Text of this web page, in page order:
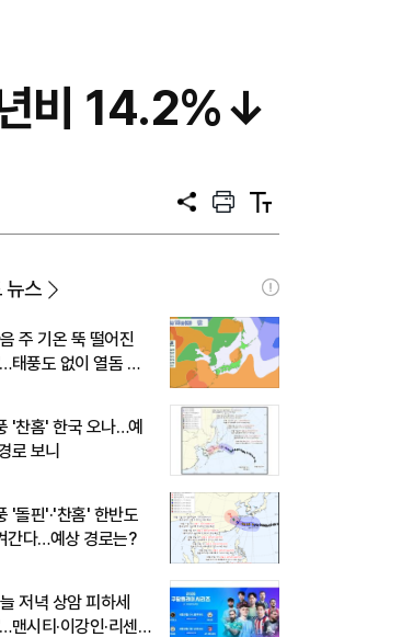
비 14.2%↓
공
프
트
텍
트
뉴스
주 기온 뚝 떨어진
태풍도 없이 열돔 박
'찬홈' 한국 오나…예
로 보니
'돌핀'·'찬홈' 한반도
간다…예상 경로는?
저녁 상암 피하세
맨시티·이강인·리센느